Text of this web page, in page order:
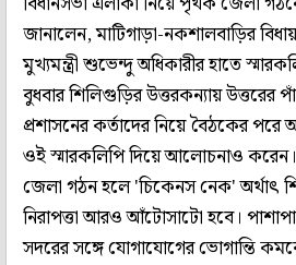
জানালেন, মাটিগাড়া-নকশালবাড়ির
মুখ্যমন্ত্রী শুভেন্দু অধিকারীর হাতে
বুধবার শিলিগুড়ির উত্তরকন্যায় উত্তরের
প্রশাসনের কর্তাদের নিয়ে বৈঠকের পরে
ওই স্মারকলিপি দিয়ে আলোচনাও করেন।
জেলা গঠন হলে 'চিকেনস নেক' অর্থাৎ
নিরাপত্তা আরও আঁটোসাটো হবে।
সদরের সঙ্গে যোগাযোগের ভোগান্তি